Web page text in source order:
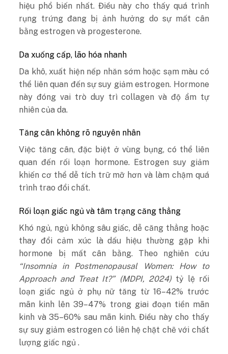
hiệu phổ biến nhất. Điều này cho thấy quá trình
rụng trứng đang bị ảnh hưởng do sự mất cân
bằng estrogen và progesterone.
Da xuống cấp, lão hóa nhanh
Da khô, xuất hiện nếp nhăn sớm hoặc sạm màu có
thể liên quan đến sự suy giảm estrogen. Hormone
này đóng vai trò duy trì collagen và độ ẩm tự
nhiên của da.
Tăng cân không rõ nguyên nhân
Việc tăng cân, đặc biệt ở vùng bụng, có thể liên
quan đến rối loạn hormone. Estrogen suy giảm
khiến cơ thể dễ tích trữ mỡ hơn và làm chậm quá
trình trao đổi chất.
Rối loạn giấc ngủ và tâm trạng căng thẳng
Khó ngủ, ngủ không sâu giấc, dễ căng thẳng hoặc
thay đổi cảm xúc là dấu hiệu thường gặp khi
hormone bị mất cân bằng. Theo nghiên cứu
“Insomnia in Postmenopausal Women: How to
Approach and Treat It?” (MDPI, 2024)tỷ lệ rối
loạn giấc ngủ ở phụ nữ tăng từ 16–42% trước
mãn kinh lên 39–47% trong giai đoạn tiền mãn
kinh và 35–60% sau mãn kinh. Điều này cho thấy
sự suy giảm estrogen có liên hệ chặt chẽ với chất
lượng giấc ngủ .